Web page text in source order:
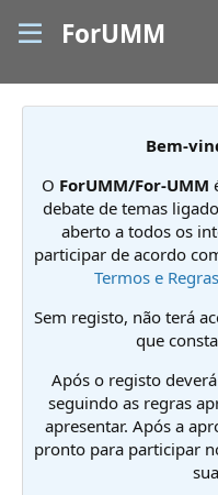
ForUMM
Bem-
O ForUMM/For-UMM
debate de temas
aberto a todos os
participar de acordo
Termos e
Sem registo, não terá
que
Após o registo
seguindo as regras
apresentar. Após a
pronto para participar